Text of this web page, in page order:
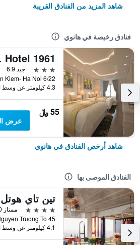
شاهد المزيد من الفنادق القريبة
فنادق رخيصة في هانوي
3 نجوم
جيد 6.9
4.3 كيلومتر عن وسط المدينة
55 ﷼
عرض
شاهد أرخص الفنادق في هانوي
الفنادق الموصى بها
تين تاي هوتل
4 نجوم
ممتاز 9.0
4.1 كيلومتر عن وسط المدينة